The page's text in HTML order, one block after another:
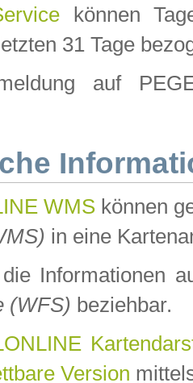
können
31 Tage
auf
WMS können
in eine
Informationen
(WFS) beziehbar.
Version